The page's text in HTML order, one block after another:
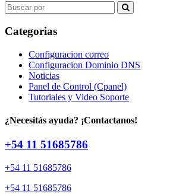
Search
for:
Categorias
Configuracion correo
Configuracion Dominio DNS
Noticias
Panel de Control (Cpanel)
Tutoriales y Video Soporte
¿Necesitás ayuda? ¡Contactanos!
+54 11 51685786
+54 11 51685786
+54 11 51685786